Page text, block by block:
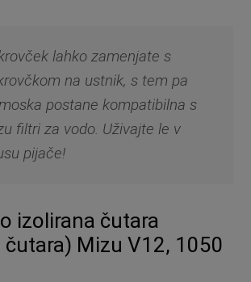
lahko zamenjate s
na ustnik, s tem pa
postane kompatibilna s
filtri za vodo. Uživajte le v
pijače!
izolirana čutara
Mizu V12, 1050